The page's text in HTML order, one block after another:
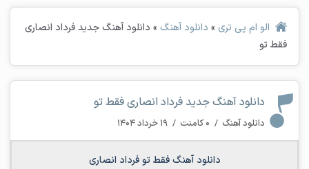
الو ام پی تری» دانلود آهنگ » دانلود آهنگ جدید فرداد انصاری
فقط تو
دانلود آهنگ جدید فرداد انصاری فقط تو
دانلود آهنگ / ۰ کامنت / ۱۹ خرداد ۱۴۰۴
دانلود آهنگ فقط تو فرداد انصاری